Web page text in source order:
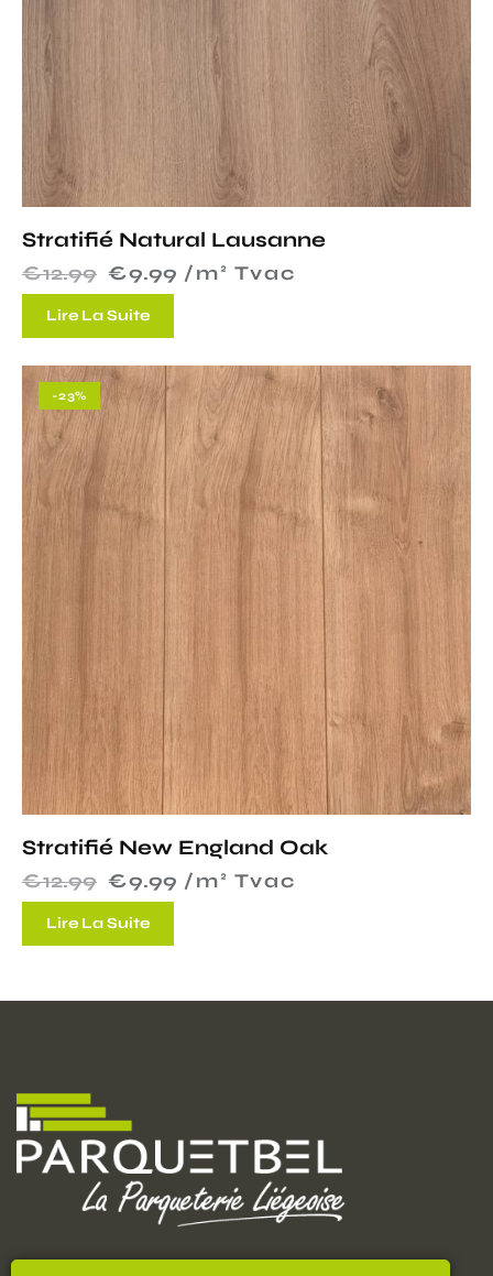
Stratifié Natural Lausanne
€12.99 €9.99 /m² Tvac
Lire La Suite
-23%
Stratifié New England Oak
€12.99 €9.99 /m² Tvac
Lire La Suite